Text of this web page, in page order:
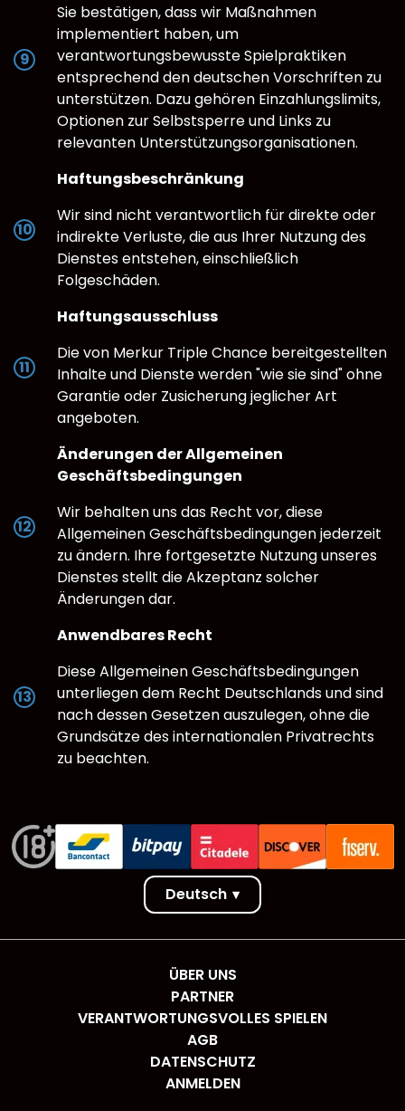
Sie bestätigen, dass wir Maßnahmen
implementiert haben, um
verantwortungsbewusste Spielpraktiken
entsprechend den deutschen Vorschriften zu
unterstützen. Dazu gehören Einzahlungslimits,
Optionen zur Selbstsperre und Links zu
relevanten Unterstützungsorganisationen.
Haftungsbeschränkung
Wir sind nicht verantwortlich für direkte oder
indirekte Verluste, die aus Ihrer Nutzung des
Dienstes entstehen, einschließlich
Folgeschäden.
Haftungsausschluss
Die von Merkur Triple Chance bereitgestellten
Inhalte und Dienste werden "wie sie sind" ohne
Garantie oder Zusicherung jeglicher Art
angeboten.
Änderungen der Allgemeinen
Geschäftsbedingungen
Wir behalten uns das Recht vor, diese
Allgemeinen Geschäftsbedingungen jederzeit
zu ändern. Ihre fortgesetzte Nutzung unseres
Dienstes stellt die Akzeptanz solcher
Änderungen dar.
Anwendbares Recht
Diese Allgemeinen Geschäftsbedingungen
unterliegen dem Recht Deutschlands und sind
nach dessen Gesetzen auszulegen, ohne die
Grundsätze des internationalen Privatrechts
zu beachten.
Deutsch ▾
ÜBER UNS
PARTNER
VERANTWORTUNGSVOLLES SPIELEN
AGB
DATENSCHUTZ
ANMELDEN